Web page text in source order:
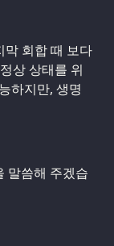
막 회합 때 보다
상 상태를 위
하지만, 생명
말씀해 주겠습